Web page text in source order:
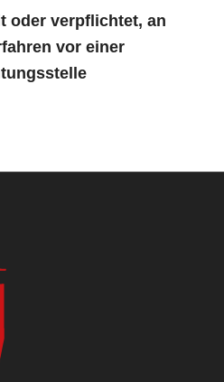
oder verpflichtet, an
vor einer